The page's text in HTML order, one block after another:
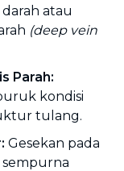
atau
(deep vein
Parah:
kondisi
tulang.
Gesekan pada